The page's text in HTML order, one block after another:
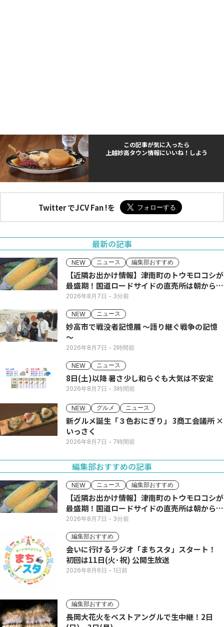
この記事が気に入ったら
上越妙高タウン情報にいいね！しよう
Twitter でJCV Fan !を
最新の記事
NEW ニュース 編集部おすすめ
【近隣お出かけ情報】津南町のトウモロコシが
最盛期！国道ロードサイドの直売所は朝から長
い列
2026年8月7日 - 3分前
NEW ニュース
妙高市で戦没者記憶展 ～語り継ぐ戦争の記憶
～
2026年8月7日 - 2時間前
NEW ニュース
8日(土)以降 暑さ少し和らぐも大気は不安定
2026年8月7日 - 3時間前
NEW グルメ ニュース
新グルメ誕生「３色おにぎり」 3商工会議所 ×
いっさく
2026年8月7日 - 7時間前
編集部おすすめの記事
NEW ニュース 編集部おすすめ
【近隣お出かけ情報】津南町のトウモロコシが
最盛期！国道ロードサイドの直売所は朝から長
い列
2026年8月7日 - 3分前
編集部おすすめ
会いに行けるラジオ「まちスタ」スタート！
初回は11日(火･祝) 公開生放送
2026年8月6日 - 1日前
編集部おすすめ
長岡大花火をベストアングルで生中継！2日